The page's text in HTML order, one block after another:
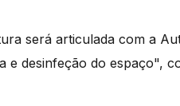
será articulada com a
e desinfeção do espaço",